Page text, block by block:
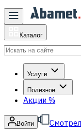
Каталог
Услуги
Полезное
Акции %
Войти Смотрел